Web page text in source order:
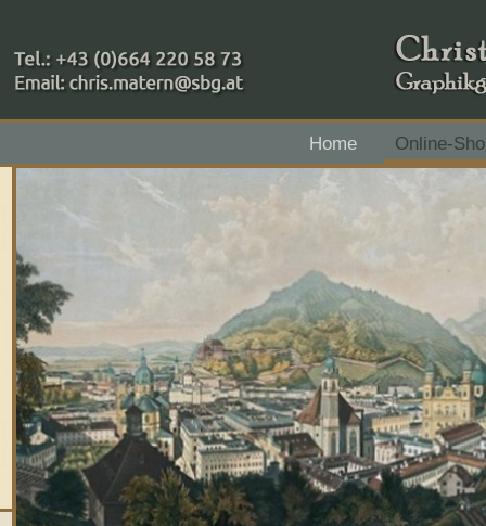
+43 (0)664 220 58 73
Home
Online-
Zahlungsmethoden: RAIBA - Flachgau Mitte - IBAN